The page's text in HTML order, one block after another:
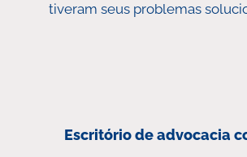
tiveram seus problemas
Escritório de advocacia